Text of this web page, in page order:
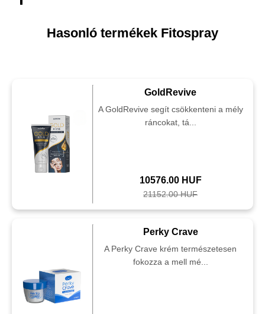
Hasonló termékek Fitospray
GoldRevive
A GoldRevive segít csökkenteni a mély
ráncokat, tá...
10576.00 HUF
21152.00 HUF
Perky Crave
A Perky Crave krém természetesen
fokozza a mell mé...